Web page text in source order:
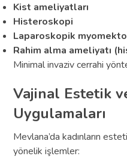
Kist ameliyatları
Histeroskopi
Laparoskopik
Rahim alma ameliyatı
Minimal invaziv cerrahi
Vajinal Estetik
Uygulamaları
Mevlana’da kadınların
yönelik işlemler: